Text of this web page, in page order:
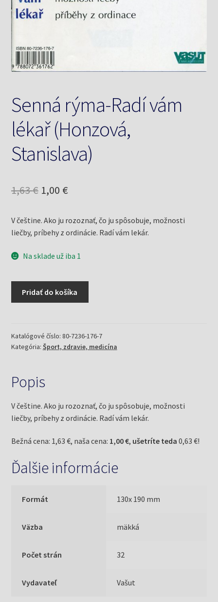
Senná rýma-Radí vám
lékař (Honzová,
Stanislava)
1,63€ Pôvodná
bola:
1,00 €Aktuálna
je:
V češtine. Ako ju rozoznať, čo ju spôsobuje, možnosti
liečby, príbehy z ordinácie. Radí vám lekár.
Na sklade už iba 1
množstvo
vám
lékař
Pridať do košíka
Katalógové číslo: 80-7236-176-7
Kategória: Šport, zdravie, medicína
Popis
V češtine. Ako ju rozoznať, čo ju spôsobuje, možnosti
liečby, príbehy z ordinácie. Radí vám lekár.
Bežná cena: 1,63 €, naša cena: 1,00 €, ušetríte teda 0,63 €!
Ďalšie informácie
Formát 130x 190 mm
Väzba mäkká
Počet strán 32
Vydavateľ Vašut